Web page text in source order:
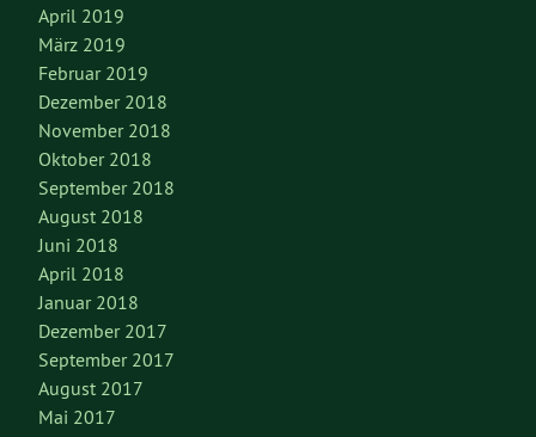
April 2019
März 2019
Februar 2019
Dezember 2018
November 2018
Oktober 2018
September 2018
August 2018
Juni 2018
April 2018
Januar 2018
Dezember 2017
September 2017
August 2017
Mai 2017